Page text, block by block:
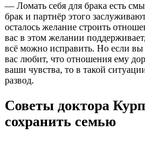
— Ломать себя для брака есть
брак и партнёр этого
осталось желание строить
вас в этом желании
всё можно исправить. Но если вы
вас любит, что отношения ему
ваши чувства, то в такой
развод.
Советы доктора
сохранить семью